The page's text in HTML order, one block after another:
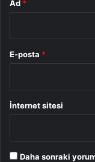
Ad *
E-posta *
İnternet sitesi
Daha sonraki